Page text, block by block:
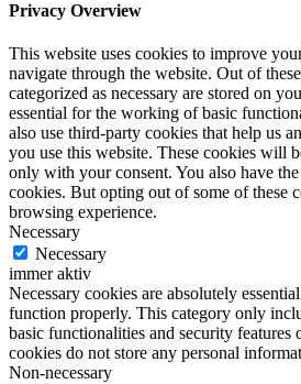
Privacy Overview
This website uses cookies to improve
navigate through the website. Out of
categorized as necessary are stored on
essential for the working of basic
also use third-party cookies that help us
you use this website. These cookies will
only with your consent. You also have
cookies. But opting out of some of these
browsing experience.
Necessary
Necessary
immer aktiv
Necessary cookies are absolutely
function properly. This category only
basic functionalities and security features
cookies do not store any personal
Non-necessary